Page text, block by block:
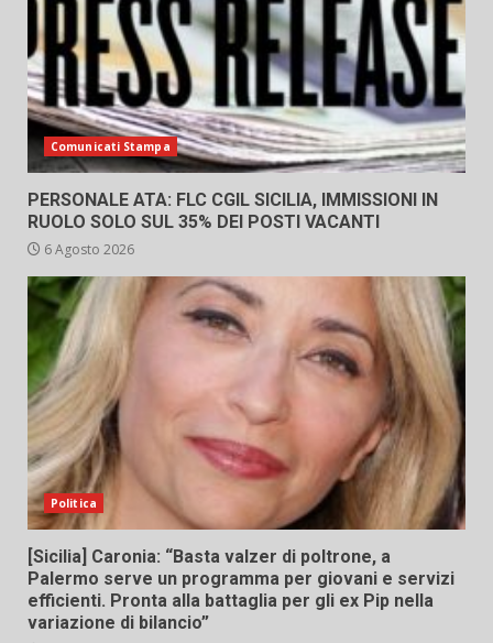
Comunicati Stampa
PERSONALE ATA: FLC CGIL SICILIA, IMMISSIONI IN
RUOLO SOLO SUL 35% DEI POSTI VACANTI
6 Agosto 2026
Politica
[Sicilia] Caronia: “Basta valzer di poltrone, a
Palermo serve un programma per giovani e servizi
efficienti. Pronta alla battaglia per gli ex Pip nella
variazione di bilancio”